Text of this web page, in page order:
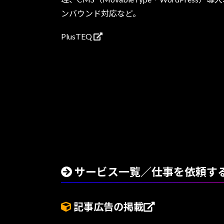
ンバウンド対応など。
PlusTEQ
サービス一覧／仕事を依頼す
記事広告の掲載